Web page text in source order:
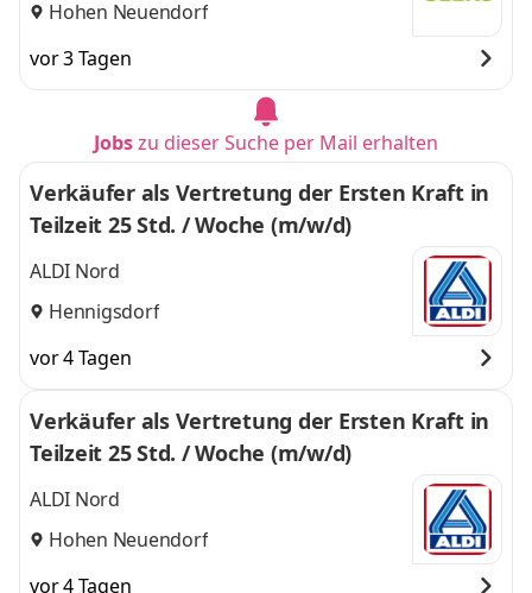
Hohen Neuendorf
vor 3 Tagen
Jobszu dieser Suche per Mail erhalten
Verkäufer als Vertretung der Ersten Kraft in
Teilzeit 25 Std. / Woche (m/w/d)
ALDI Nord
Hennigsdorf
vor 4 Tagen
Verkäufer als Vertretung der Ersten Kraft in
Teilzeit 25 Std. / Woche (m/w/d)
ALDI Nord
Hohen Neuendorf
vor 4 Tagen